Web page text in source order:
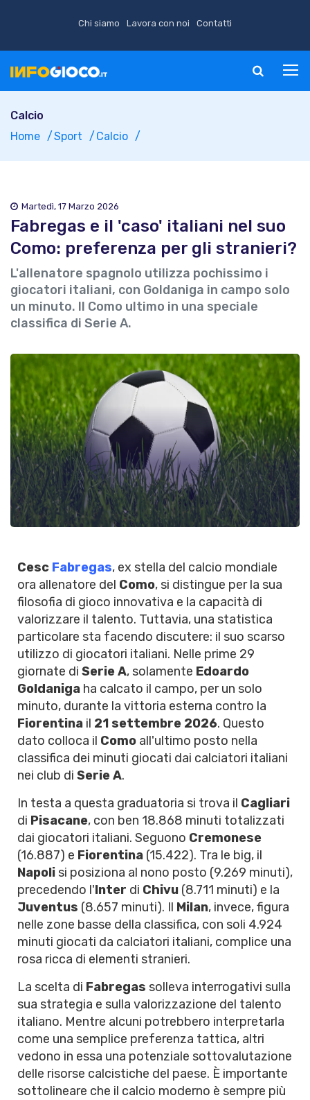
Chi siamo Lavora con noi Contatti
Calcio
Home
Sport Calcio
Martedì, 17 Marzo 2026
Fabregas e il 'caso' italiani nel suo
Como: preferenza per gli stranieri?
L'allenatore spagnolo utilizza pochissimo i
giocatori italiani, con Goldaniga in campo solo
un minuto. Il Como ultimo in una speciale
classifica di Serie A.
Cesc Fabregas, ex stella del calcio mondiale
ora allenatore del Como, si distingue per la sua
filosofia di gioco innovativa e la capacità di
valorizzare il talento. Tuttavia, una statistica
particolare sta facendo discutere: il suo scarso
utilizzo di giocatori italiani. Nelle prime 29
giornate di Serie A, solamente Edoardo
Goldaniga ha calcato il campo, per un solo
minuto, durante la vittoria esterna contro la
Fiorentina il 21 settembre 2026. Questo
dato colloca il Como all'ultimo posto nella
classifica dei minuti giocati dai calciatori italiani
nei club di Serie A.
In testa a questa graduatoria si trova il Cagliari
di Pisacane, con ben 18.868 minuti totalizzati
dai giocatori italiani. Seguono Cremonese
(16.887) e Fiorentina (15.422). Tra le big, il
Napoli si posiziona al nono posto (9.269 minuti),
precedendo l'Inter di Chivu (8.711 minuti) e la
Juventus (8.657 minuti). Il Milan, invece, figura
nelle zone basse della classifica, con soli 4.924
minuti giocati da calciatori italiani, complice una
rosa ricca di elementi stranieri.
La scelta di Fabregas solleva interrogativi sulla
sua strategia e sulla valorizzazione del talento
italiano. Mentre alcuni potrebbero interpretarla
come una semplice preferenza tattica, altri
vedono in essa una potenziale sottovalutazione
delle risorse calcistiche del paese. È importante
sottolineare che il calcio moderno è sempre più